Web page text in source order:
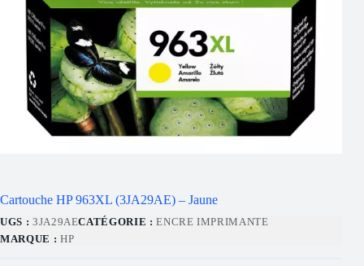
Cartouche HP 963XL (3JA29AE) – Jaune
UGS : 3JA29AECATÉGORIE :ENCRE IMPRIMANTE
MARQUE : HP